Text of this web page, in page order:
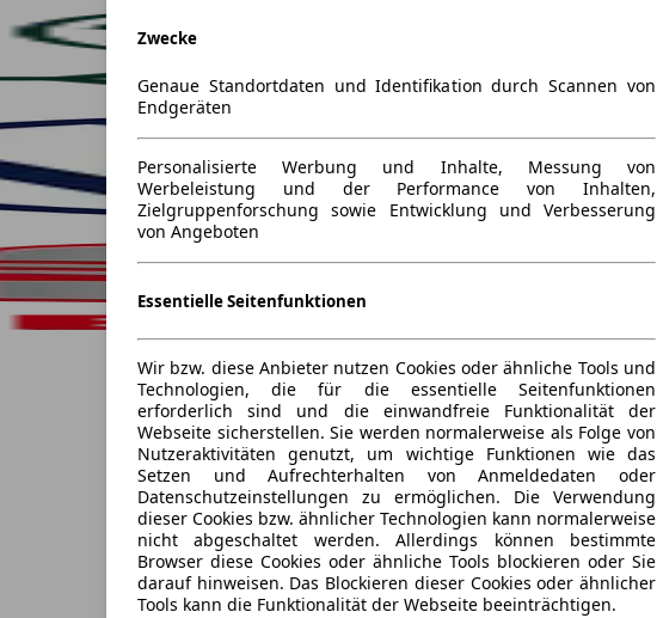
Zwecke
Genaue Standortdaten und Identifikation durch Scannen von
Endgeräten
Personalisierte Werbung und Inhalte, Messung von
Werbeleistung und der Performance von Inhalten,
Zielgruppenforschung sowie Entwicklung und Verbesserung
von Angeboten
Essentielle Seitenfunktionen
Wir bzw. diese Anbieter nutzen Cookies oder ähnliche Tools und
Technologien, die für die essentielle Seitenfunktionen
erforderlich sind und die einwandfreie Funktionalität der
Webseite sicherstellen. Sie werden normalerweise als Folge von
Nutzeraktivitäten genutzt, um wichtige Funktionen wie das
Setzen und Aufrechterhalten von Anmeldedaten oder
Datenschutzeinstellungen zu ermöglichen. Die Verwendung
dieser Cookies bzw. ähnlicher Technologien kann normalerweise
nicht abgeschaltet werden. Allerdings können bestimmte
Browser diese Cookies oder ähnliche Tools blockieren oder Sie
darauf hinweisen. Das Blockieren dieser Cookies oder ähnlicher
Tools kann die Funktionalität der Webseite beeinträchtigen.